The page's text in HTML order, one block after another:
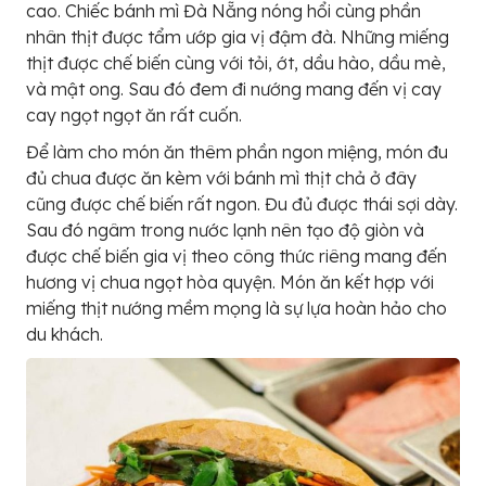
cao. Chiếc bánh mì Đà Nẵng nóng hổi cùng phần
nhân thịt được tẩm ướp gia vị đậm đà. Những miếng
thịt được chế biến cùng với tỏi, ớt, dầu hào, dầu mè,
và mật ong. Sau đó đem đi nướng mang đến vị cay
cay ngọt ngọt ăn rất cuốn.
Để làm cho món ăn thêm phần ngon miệng, món đu
đủ chua được ăn kèm với bánh mì thịt chả ở đây
cũng được chế biến rất ngon. Đu đủ được thái sợi dày.
Sau đó ngâm trong nước lạnh nên tạo độ giòn và
được chế biến gia vị theo công thức riêng mang đến
hương vị chua ngọt hòa quyện. Món ăn kết hợp với
miếng thịt nướng mềm mọng là sự lựa hoàn hảo cho
du khách.